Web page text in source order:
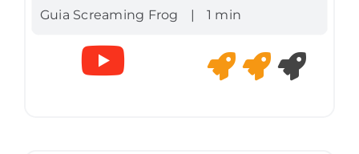
Guia Screaming Frog | 1 min